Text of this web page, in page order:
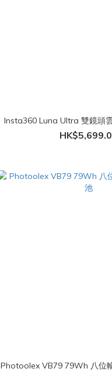
Insta360 Luna Ultra 雙鏡頭
Photoolex VB79 79Wh 八位